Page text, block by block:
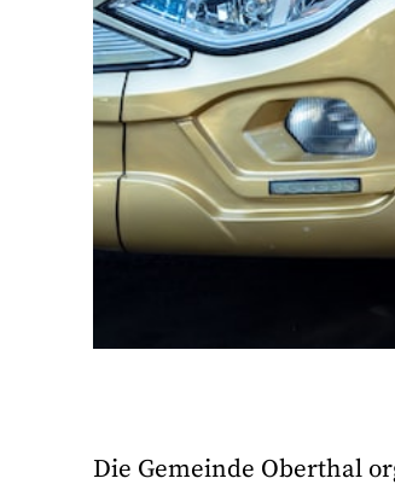
Die Gemeinde Oberthal